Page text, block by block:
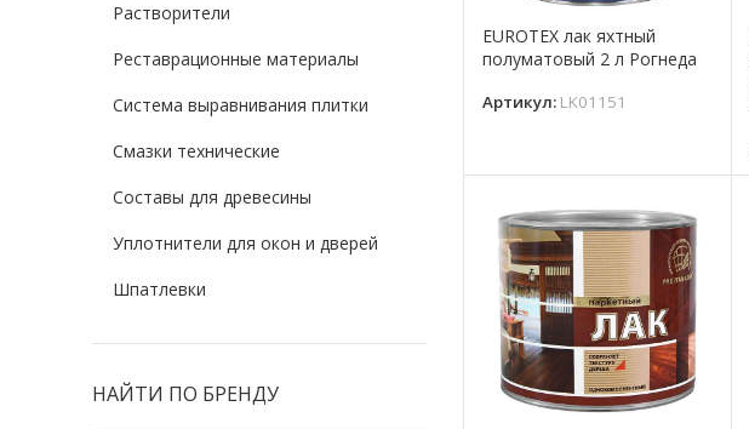
Растворители
Реставрационные материалы
Система выравнивания плитки
Смазки технические
Составы для древесины
Уплотнители для окон и дверей
Шпатлевки
НАЙТИ ПО БРЕНДУ
EUROTEX лак яхтный
полуматовый 2 л Рогнеда
Артикул: LK01151